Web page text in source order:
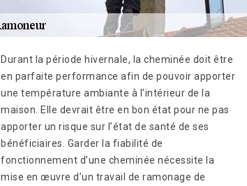
Durant la période hivernale, la cheminée doit être
en parfaite performance afin de pouvoir apporter
une température ambiante à l’intérieur de la
maison. Elle devrait être en bon état pour ne pas
apporter un risque sur l’état de santé de ses
bénéficiaires. Garder la fiabilité de
fonctionnement d’une cheminée nécessite la
mise en œuvre d’un travail de ramonage de